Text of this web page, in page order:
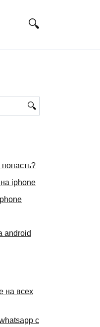
попасть?
iphone
android
на всех
с